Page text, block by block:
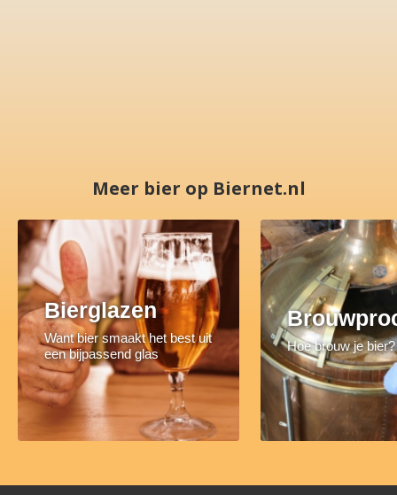
Meer bier op Biernet.nl
Bierglazen
Want bier smaakt het best uit
een bijpassend glas
Hoe brouw je bier?